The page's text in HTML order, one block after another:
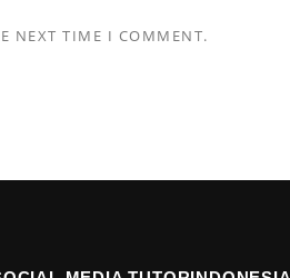
NEXT TIME I COMMENT.